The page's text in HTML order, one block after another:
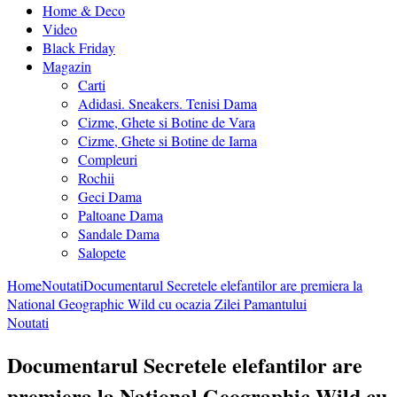
Home & Deco
Video
Black Friday
Magazin
Carti
Adidasi. Sneakers. Tenisi Dama
Cizme, Ghete si Botine de Vara
Cizme, Ghete si Botine de Iarna
Compleuri
Rochii
Geci Dama
Paltoane Dama
Sandale Dama
Salopete
HomeNoutatiDocumentarul Secretele elefantilor are premiera la
National Geographic Wild cu ocazia Zilei Pamantului
Noutati
Documentarul Secretele elefantilor are